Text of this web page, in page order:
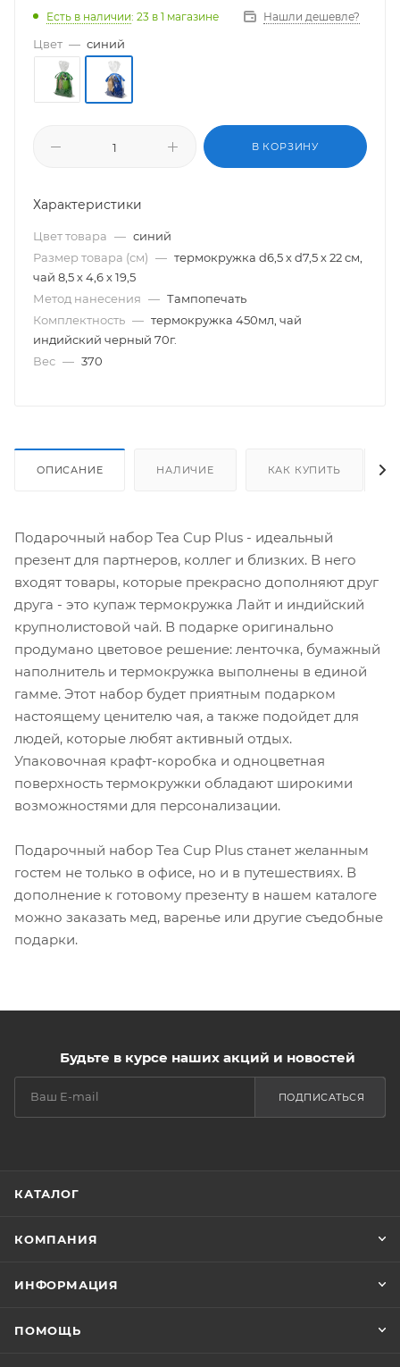
Есть в наличии: 23 в 1 магазине Нашли дешевле?
Цвет — синий
В КОРЗИНУ
Характеристики
Цвет товара — синий
Размер товара (см) — термокружка d6,5 х d7,5 х 22 см,
чай 8,5 х 4,6 х 19,5
Метод нанесения — Тампопечать
Комплектность — термокружка 450мл, чай
индийский черный 70г.
Вес — 370
ОПИСАНИЕ НАЛИЧИЕ КАК КУПИТЬ
Подарочный набор Tea Cup Plus - идеальный
презент для партнеров, коллег и близких. В него
входят товары, которые прекрасно дополняют друг
друга - это купаж термокружка Лайт и индийский
крупнолистовой чай. В подарке оригинально
продумано цветовое решение: ленточка, бумажный
наполнитель и термокружка выполнены в единой
гамме. Этот набор будет приятным подарком
настоящему ценителю чая, а также подойдет для
людей, которые любят активный отдых.
Упаковочная крафт-коробка и одноцветная
поверхность термокружки обладают широкими
возможностями для персонализации.
Подарочный набор Tea Cup Plus станет желанным
гостем не только в офисе, но и в путешествиях. В
дополнение к готовому презенту в нашем каталоге
можно заказать мед, варенье или другие съедобные
подарки.
Будьте в курсе наших акций и новостей
ПОДПИСАТЬСЯ
КАТАЛОГ
КОМПАНИЯ
ИНФОРМАЦИЯ
ПОМОЩЬ